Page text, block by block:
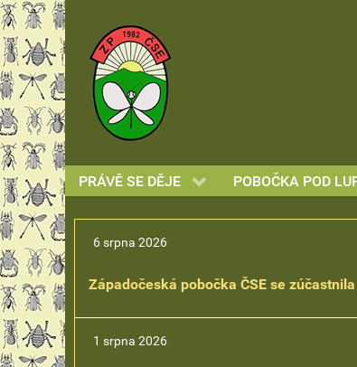
PRÁVĚ SE DĚJE POBOČKA POD
6 srpna 2026
Západočeská pobočka ČSE se
1 srpna 2026